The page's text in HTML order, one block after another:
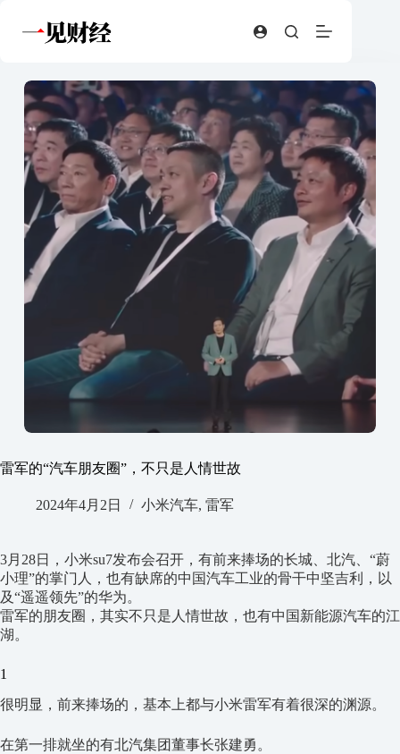
雷军的“汽车朋友圈”，不只是人情世故
2024年4月2日 小米汽车, 雷军
3月28日，小米su7发布会召开，有前来捧场的长城、北汽、“蔚
小理”的掌门人，也有缺席的中国汽车工业的骨干中坚吉利，以
及“遥遥领先”的华为。
雷军的朋友圈，其实不只是人情世故，也有中国新能源汽车的江
湖。
1
很明显，前来捧场的，基本上都与小米雷军有着很深的渊源。
在第一排就坐的有北汽集团董事长张建勇。